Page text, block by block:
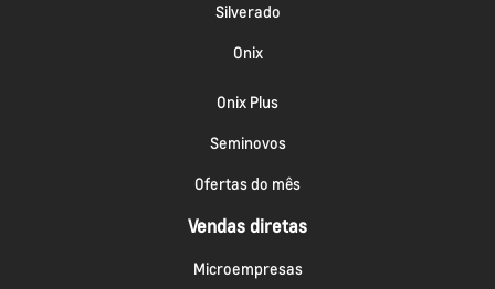
Silverado
Onix
Onix Plus
Seminovos
Ofertas do mês
Vendas diretas
Microempresas